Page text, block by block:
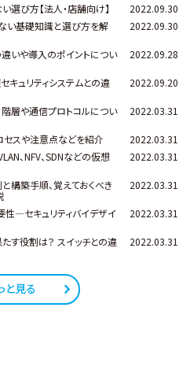
選び方【法人・店舗向け】
2022.09.30
い基礎知識と選び方を解
2022.09.30
違いや導入のポイントについ
2022.09.28
キュリティシステムとの違
2022.09.20
階層や通信プロトコルについ
2022.03.31
セスや注意点などを紹介
2022.03.31
、NFV、SDNなどの仮想
2022.03.31
構築手順、覚えておくべき
2022.03.31
性―セキュリティバイデザイ
2022.03.31
す役割は？ スイッチとの違
2022.03.31
と見る